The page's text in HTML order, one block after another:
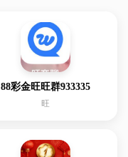
88彩金旺旺群933335
旺